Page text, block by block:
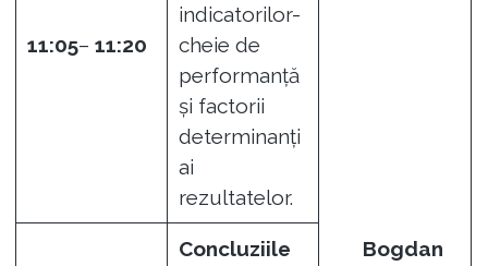
11:05– 11:20
indicatorilor-
cheie de
performanță
și factorii
determinanți
ai
rezultatelor.
Bogdan
Concluziile